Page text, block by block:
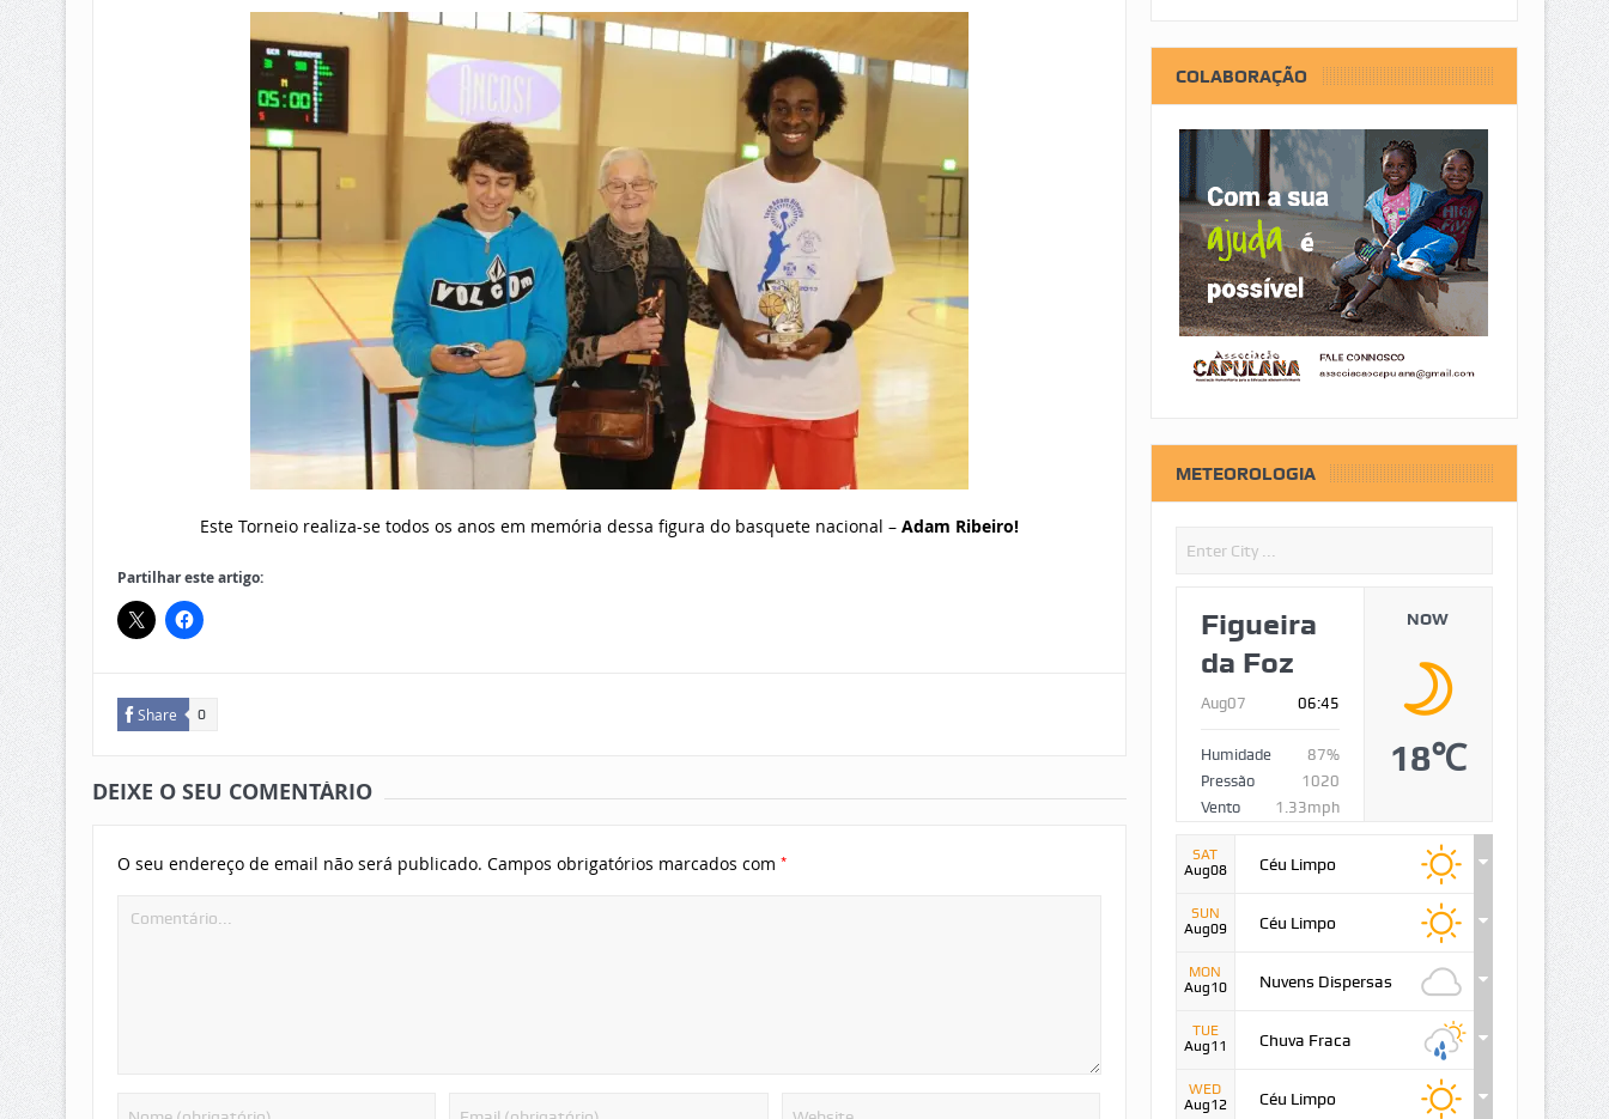
Este Torneio realiza-se todos os anos em memória dessa figura do basquete nacional – Adam Ribeiro!
Partilhar este artigo:
Share 0
DEIXE O SEU COMENTÁRIO
O seu endereço de email não será publicado. Campos obrigatórios marcados com *
COLABORAÇÃO
METEOROLOGIA
Figueira
da Foz
Aug07 06:45
Humidade
87%
Pressão
1020
Vento
1.33mph
NOW
18℃
SAT
Aug08
Céu Limpo
SUN
Aug09
Céu Limpo
MON
Aug10
Nuvens Dispersas
TUE
Aug11
Chuva Fraca
WED
Aug12
Céu Limpo